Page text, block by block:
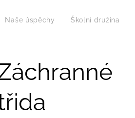
Naše úspěchy Školní družina